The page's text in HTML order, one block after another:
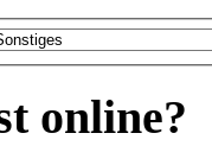
online?